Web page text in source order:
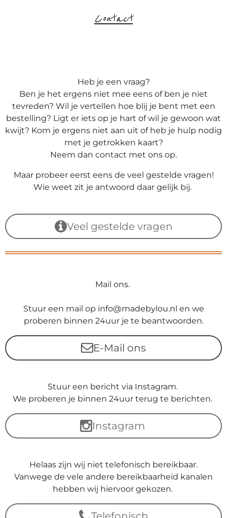
Contact
Heb je een vraag?
Ben je het ergens niet mee eens of ben je niet
tevreden? Wil je vertellen hoe blij je bent met een
bestelling? Ligt er iets op je hart of wil je gewoon wat
kwijt? Kom je ergens niet aan uit of heb je hulp nodig
met je getrokken kaart?
Neem dan contact met ons op.
Maar probeer eerst eens de veel gestelde vragen!
Wie weet zit je antwoord daar gelijk bij.
Veel gestelde vragen
Mail ons.
Stuur een mail op info@madebylou.nl en we
proberen binnen 24uur je te beantwoorden.
E-Mail ons
Stuur een bericht via Instagram.
We proberen je binnen 24uur terug te berichten.
Instagram
Helaas zijn wij niet telefonisch bereikbaar.
Vanwege de vele andere bereikbaarheid kanalen
hebben wij hiervoor gekozen.